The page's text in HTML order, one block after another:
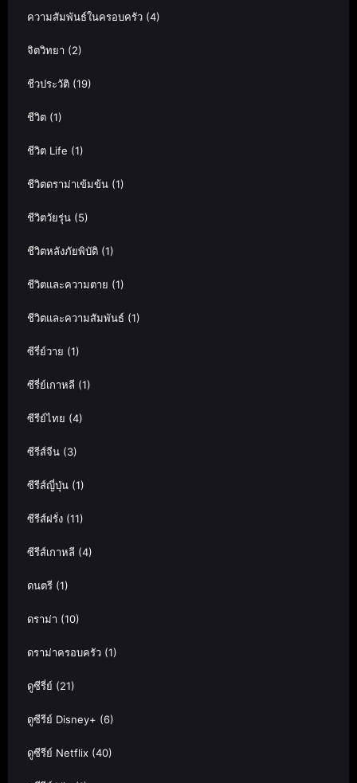
ความสัมพันธ์ในครอบครัว (4)
จิตวิทยา (2)
ชีวประวัติ (19)
ชีวิต (1)
ชีวิต Life (1)
ชีวิตดราม่าเข้มข้น (1)
ชีวิตวัยรุ่น (5)
ชีวิตหลังภัยพิบัติ (1)
ชีวิตและความตาย (1)
ชีวิตและความสัมพันธ์ (1)
ซีรี่ย์วาย (1)
ซีรี่ย์เกาหลี (1)
ซีรีย์ไทย (4)
ซีรีส์จีน (3)
ซีรีส์ญี่ปุ่น (1)
ซีรีส์ฝรั่ง (11)
ซีรีส์เกาหลี (4)
ดนตรี (1)
ดราม่า (10)
ดราม่าครอบครัว (1)
ดูซีรี่ย์ (21)
ดูซีรีย์ Disney+ (6)
ดูซีรีย์ Netflix (40)